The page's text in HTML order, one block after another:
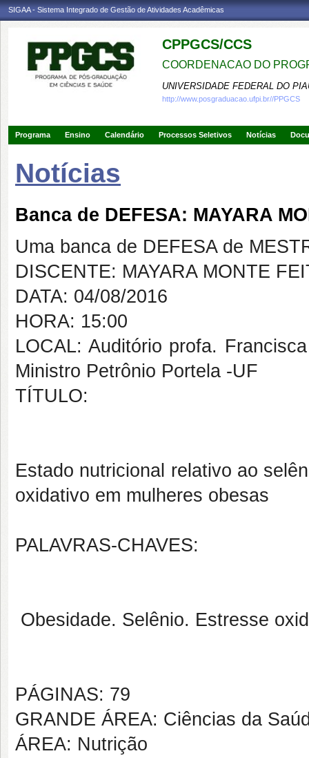
SIGAA - Sistema Integrado de Gestão de Atividades Acadêmicas
CPPGCS/CCS
COORDENACAO DO
UNIVERSIDADE FEDERAL DO
http://www.posgraduacao.ufpi.br//PPGCS
Programa Ensino Calendário Processos Seletivos Notícias
Notícias
Banca de DEFESA: MAYARA
Uma banca de DEFESA de
DISCENTE: MAYARA MONTE
DATA: 04/08/2016
HORA: 15:00
LOCAL: Auditório profa.
Ministro Petrônio Portela -UF
TÍTULO:
Estado nutricional relativo ao
oxidativo em mulheres obesas
PALAVRAS-CHAVES:
Obesidade. Selênio. Estresse
PÁGINAS: 79
GRANDE ÁREA: Ciências da
ÁREA: Nutrição